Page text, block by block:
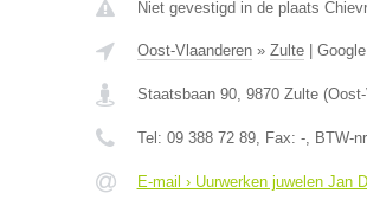
Niet gevestigd in de plaats
Oost-Vlaanderen» Zulte|
Staatsbaan 90, 9870 Zulte(
Tel: 09 388 72 89, Fax: -, BTW-
E-mail › Uurwerken juwelen Jan